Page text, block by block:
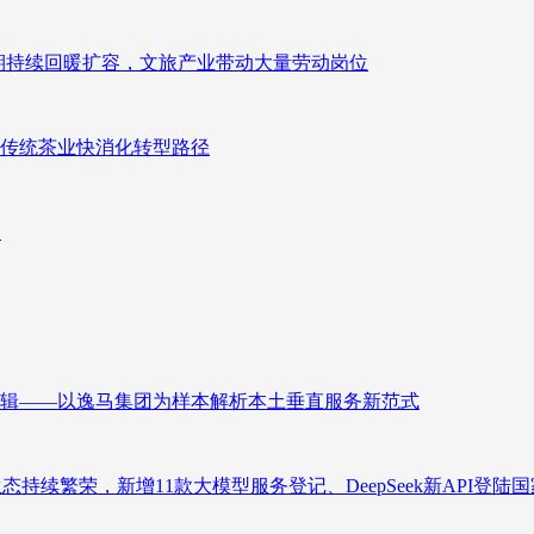
续回暖扩容，文旅产业带动大量劳动岗位
统茶业快消化转型路径
——以逸马集团为样本解析本土垂直服务新范式
续繁荣，新增11款大模型服务登记、DeepSeek新API登陆